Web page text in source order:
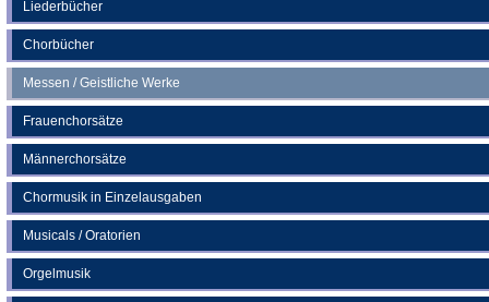
Liederbücher
Chorbücher
Messen / Geistliche Werke
Frauenchorsätze
Männerchorsätze
Chormusik in Einzelausgaben
Musicals / Oratorien
Orgelmusik